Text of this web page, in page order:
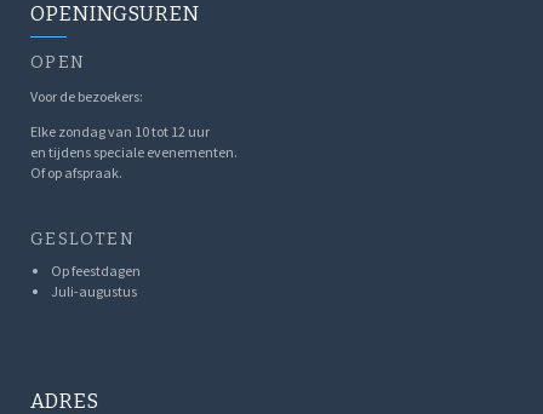
OPENINGSUREN
OPEN
Voor de bezoekers:
Elke zondag van 10 tot 12 uur
en tijdens speciale evenementen.
Of op afspraak.
GESLOTEN
Op feestdagen
Juli-augustus
ADRES